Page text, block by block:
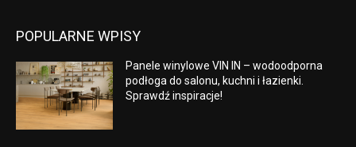
POPULARNE WPISY
Panele winylowe VIN IN – wodoodporna
podłoga do salonu, kuchni i łazienki.
Sprawdź inspiracje!